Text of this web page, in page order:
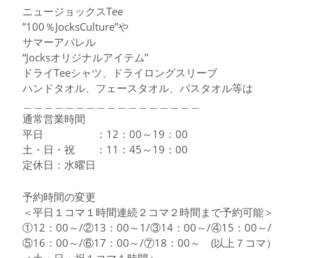
ニュージョックスTee
”100％JocksCulture”や
サマーアパレル
“Jocksオリジナルアイテム”
ドライTeeシャツ、ドライロングスリーブ
ハンドタオル、フェースタオル、バスタオル等は
通常営業時間
平日 ：12：00～19：00
土・日・祝 ：11：45～19：00
定休日：水曜日
予約時間の変更
＜平日１コマ１時間連続２コマ２時間まで予約可能＞
①12：00～/②13：00～1/③14：00～/④15：00～/
⑤16：00～/⑥17：00～/⑦18：00～ (以上７コマ）